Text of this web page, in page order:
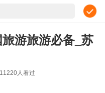
游旅游必备_苏
11220人看过